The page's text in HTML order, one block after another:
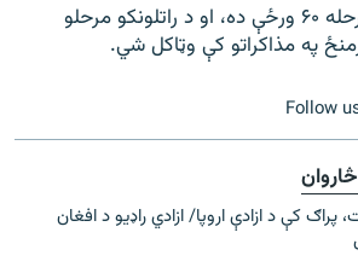
د دې توافق لومړۍ مرحله ۶۰ ورځې ده، او د راتلونکو مرحلو
په مذاکراتو کې وټاکل شي.
Follow
کې د ازادې اروپا/ ازادي راډیو د افغان